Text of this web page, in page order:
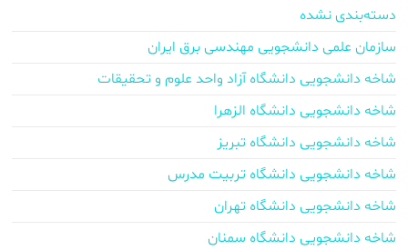
دسته‌بندی نشده
سازمان علمی دانشجویی مهندسی برق ایران
شاخه دانشجویی دانشگاه آزاد واحد علوم و تحقیقات
شاخه دانشجویی دانشگاه الزهرا
شاخه دانشجویی دانشگاه تبریز
شاخه دانشجویی دانشگاه تربیت مدرس
شاخه دانشجویی دانشگاه تهران
شاخه دانشجویی دانشگاه سمنان